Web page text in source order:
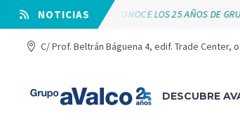
⠀NOTICIAS
VÁLVULAS ARCO RECONOCE LOS 25 AÑOS DE
C/ Prof. Beltrán Báguena 4, edif. Trade Center,
DESCUBRE